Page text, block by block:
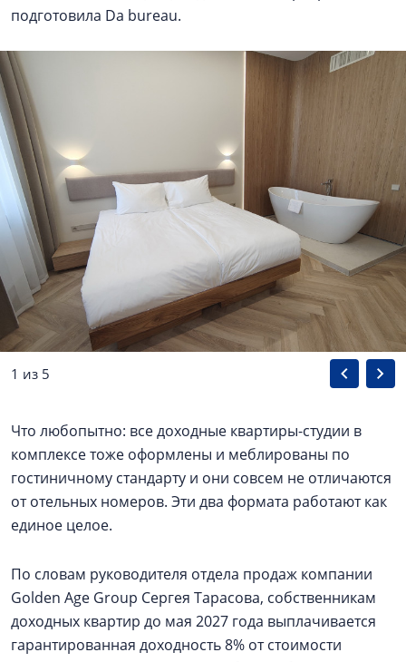
подготовила Da bureau.
1 из 5
Что любопытно: все доходные квартиры-студии в
комплексе тоже оформлены и меблированы по
гостиничному стандарту и они совсем не отличаются
от отельных номеров. Эти два формата работают как
единое целое.
По словам руководителя отдела продаж компании
Golden Age Group Сергея Тарасова, собственникам
доходных квартир до мая 2027 года выплачивается
гарантированная доходность 8% от стоимости